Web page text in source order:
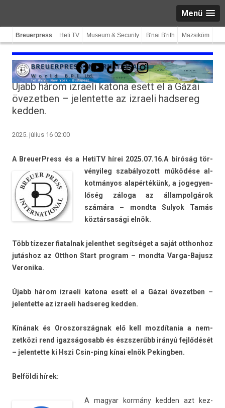
Menü
Breuerpress Heti TV Museum & Security B'nai B'rith Mazsiköm
Facebook
YouTube
TikTokSpotifyInstagram
Újabb három izraeli katona esett el a Gázai
övezetben – jelentette az izraeli hadsereg
kedden.
2025. július 16 02:00
A BreuerPress és a HetiTV hírei 2025.07.16.A bíróság tör­
vényileg szabályozott működése al­
kot­mányos alapértékünk, a jogegyen­
lőség záloga az állam­polgárok
számára – mondta Sulyok Tamás
köztársasági elnök.
Több tízezer fiatal­nak jelenthet segítséget a saját otthon­hoz
jutáshoz az Otthon Start pro­gram – mondta Varga-Bajusz
Veronika.
Újabb három iz­raeli katona esett el a Gázai övezetb­en –
jelen­tette az iz­raeli had­sereg kedd­en.
Kínának és Oros­zország­nak elő kell mozdítania a nem­
zetközi rend igaz­ságosabb és észszerűbb irányú fejlődését
– jelen­tette ki Hszi Csin-ping kínai elnök Pekingb­en.
Belföldi hírek:
A magyar kormány kedd­en azt kez­